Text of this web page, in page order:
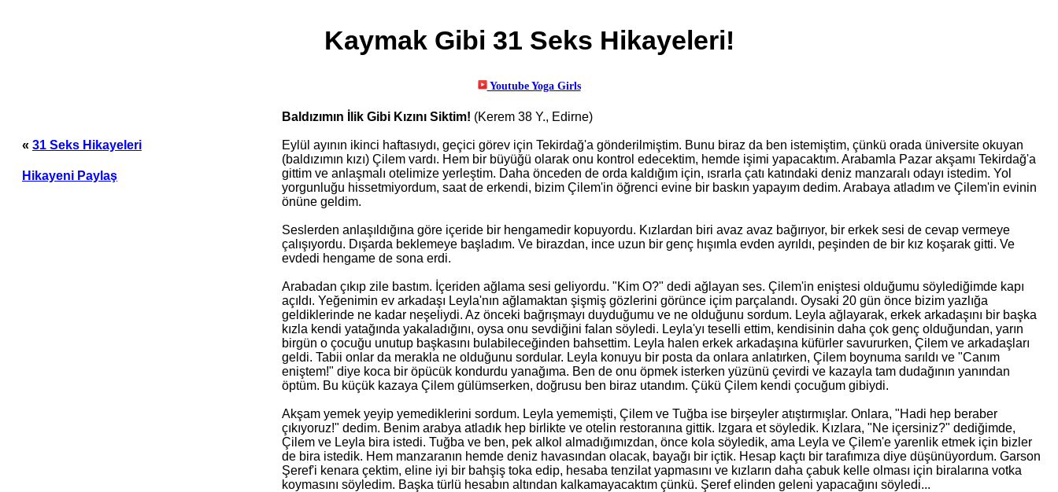
Kaymak Gibi 31 Seks Hikayeleri!
« 31 Seks Hikayeleri
Hikayeni Paylaş
Baldızımın İlik Gibi Kızını Siktim! (Kerem 38 Y., Edirne)
Eylül ayının ikinci haftasıydı, geçici görev için Tekirdağ'a gönderilmiştim. Bunu biraz da ben istemiştim, çünkü orada üniversite okuyan
(baldızımın kızı) Çilem vardı. Hem bir büyüğü olarak onu kontrol edecektim, hemde işimi yapacaktım. Arabamla Pazar akşamı Tekirdağ'a
gittim ve anlaşmalı otelimize yerleştim. Daha önceden de orda kaldığım için, ısrarla çatı katındaki deniz manzaralı odayı istedim. Yol
yorgunluğu hissetmiyordum, saat de erkendi, bizim Çilem'in öğrenci evine bir baskın yapayım dedim. Arabaya atladım ve Çilem'in evinin
önüne geldim.
Seslerden anlaşıldığına göre içeride bir hengamedir kopuyordu. Kızlardan biri avaz avaz bağırıyor, bir erkek sesi de cevap vermeye
çalışıyordu. Dışarda beklemeye başladım. Ve birazdan, ince uzun bir genç hışımla evden ayrıldı, peşinden de bir kız koşarak gitti. Ve
evdedi hengame de sona erdi.
Arabadan çıkıp zile bastım. İçeriden ağlama sesi geliyordu. "Kim O?" dedi ağlayan ses. Çilem'in eniştesi olduğumu söylediğimde kapı
açıldı. Yeğenimin ev arkadaşı Leyla'nın ağlamaktan şişmiş gözlerini görünce içim parçalandı. Oysaki 20 gün önce bizim yazlığa
geldiklerinde ne kadar neşeliydi. Az önceki bağrışmayı duyduğumu ve ne olduğunu sordum. Leyla ağlayarak, erkek arkadaşını bir başka
kızla kendi yatağında yakaladığını, oysa onu sevdiğini falan söyledi. Leyla'yı teselli ettim, kendisinin daha çok genç olduğundan, yarın
birgün o çocuğu unutup başkasını bulabileceğinden bahsettim. Leyla halen erkek arkadaşına küfürler savururken, Çilem ve arkadaşları
geldi. Tabii onlar da merakla ne olduğunu sordular. Leyla konuyu bir posta da onlara anlatırken, Çilem boynuma sarıldı ve "Canım
eniştem!" diye koca bir öpücük kondurdu yanağıma. Ben de onu öpmek isterken yüzünü çevirdi ve kazayla tam dudağının yanından
öptüm. Bu küçük kazaya Çilem gülümserken, doğrusu ben biraz utandım. Çükü Çilem kendi çocuğum gibiydi.
Akşam yemek yeyip yemediklerini sordum. Leyla yememişti, Çilem ve Tuğba ise birşeyler atıştırmışlar. Onlara, "Hadi hep beraber
çıkıyoruz!" dedim. Benim arabya atladık hep birlikte ve otelin restoranına gittik. Izgara et söyledik. Kızlara, "Ne içersiniz?" dediğimde,
Çilem ve Leyla bira istedi. Tuğba ve ben, pek alkol almadığımızdan, önce kola söyledik, ama Leyla ve Çilem'e yarenlik etmek için bizler
de bira istedik. Hem manzaranın hemde deniz havasından olacak, bayağı bir içtik. Hesap kaçtı bir tarafımıza diye düşünüyordum. Garson
Şeref'i kenara çektim, eline iyi bir bahşiş toka edip, hesaba tenzilat yapmasını ve kızların daha çabuk kelle olması için biralarına votka
koymasını söyledim. Başka türlü hesabın altından kalkamayacaktım çünkü. Şeref elinden geleni yapacağını söyledi...